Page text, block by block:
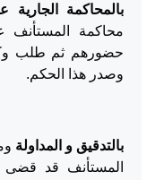
بالمحاكمة الجارية
محاكمة المستأنف
حضورهم ثم طلب
وصدر هذا الحكم.
بالتدقيق و المداولة
المستأنف قد قضى